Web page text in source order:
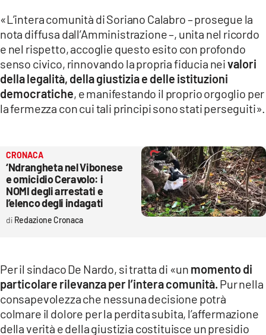
«L’intera comunità di Soriano Calabro – prosegue la
nota diffusa dall’Amministrazione –, unita nel ricordo
e nel rispetto, accoglie questo esito con profondo
senso civico, rinnovando la propria fiducia neivalori
della legalità, della giustizia e delle istituzioni
democratiche, e manifestando il proprio orgoglio per
la fermezza con cui tali principi sono stati perseguiti».
CRONACA
‘Ndrangheta nel Vibonese
e omicidio Ceravolo: i
NOMI degli arrestati e
l’elenco degli indagati
Redazione Cronaca
Per il sindaco De Nardo, si tratta di «un momento di
particolare rilevanza per l’intera comunità. Pur nella
consapevolezza che nessuna decisione potrà
colmare il dolore per la perdita subita, l’affermazione
della verità e della giustizia costituisce un presidio